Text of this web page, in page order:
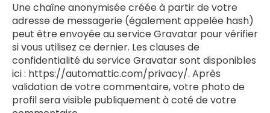
Une chaîne anonymisée créée à partir de votre
adresse de messagerie (également appelée hash)
peut être envoyée au service Gravatar pour vérifier
si vous utilisez ce dernier. Les clauses de
confidentialité du service Gravatar sont disponibles
ici : https://automattic.com/privacy/. Après
validation de votre commentaire, votre photo de
profil sera visible publiquement à coté de votre